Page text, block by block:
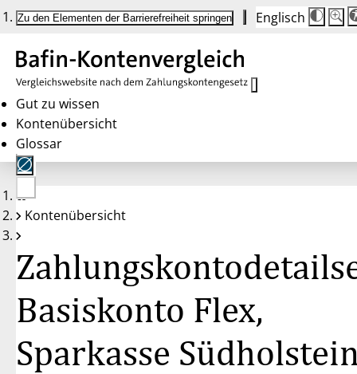
Zu den Elementen der Barrierefreiheit springen Englisch
Die
auf
100
100
Gut zu wissen
Kontenübersicht
Glossar
Keine
Konten
Kontenübersicht
Basiskonto Flex,
Sparkasse